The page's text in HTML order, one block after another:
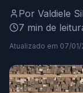
Por Valdiele
7 min de
Atualizado em 07/01/